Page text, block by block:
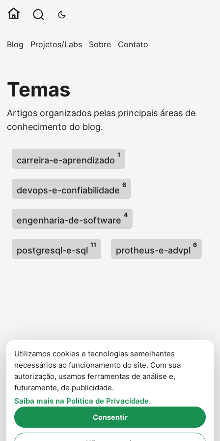
Blog Projetos/Labs Sobre Contato
Temas
Artigos organizados pelas principais áreas de
conhecimento do blog.
carreira-e-aprendizado
1
devops-e-confiabilidade
6
engenharia-de-software
4
postgresql-e-sql
11
protheus-e-advpl
6
Utilizamos cookies e tecnologias semelhantes
necessários ao funcionamento do site. Com sua
autorização, usamos ferramentas de análise e,
futuramente, de publicidade.
Saiba mais na Política de Privacidade.
Consentir